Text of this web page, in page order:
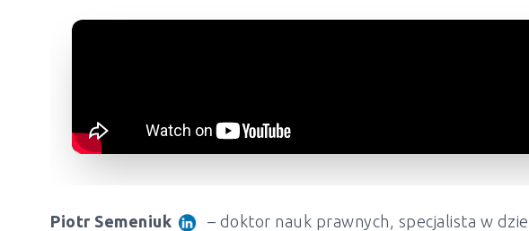
Piotr Semeniuk
– doktor nauk prawnych, specjalista w